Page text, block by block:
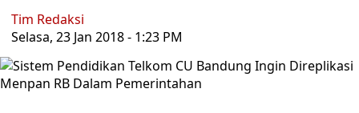
Tim Redaksi
Selasa, 23 Jan 2018 - 1:23 PM